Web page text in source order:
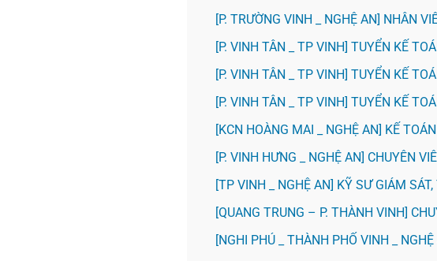
[P. TRƯỜNG VINH _ NGHỆ AN] NHÂN
[P. VINH TÂN _ TP VINH] TUYỂN KẾ
[P. VINH TÂN _ TP VINH] TUYỂN KẾ
[P. VINH TÂN _ TP VINH] TUYỂN KẾ
️[KCN HOÀNG MAI _ NGHỆ AN] KẾ
️[P. VINH HƯNG _ NGHỆ AN] CHUYÊN
[TP VINH _ NGHỆ AN] KỸ SƯ GIÁM
[QUANG TRUNG – P. THÀNH VINH]
[NGHI PHÚ _ THÀNH PHỐ VINH _